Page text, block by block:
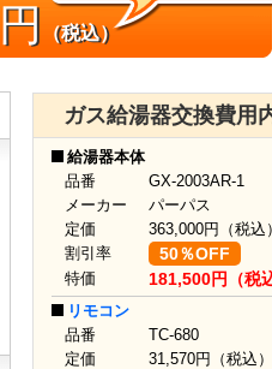
円 （税込）
ガス給湯器交換費用
給湯器本体
品番
GX-2003AR-1
メーカー
パーパス
定価
363,000円（税込）
割引率
50％OFF
特価 181,500円（税
リモコン
品番
TC-680
定価
31,570円（税込）